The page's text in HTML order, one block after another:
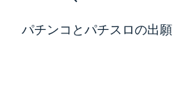
パチンコとパチスロの出